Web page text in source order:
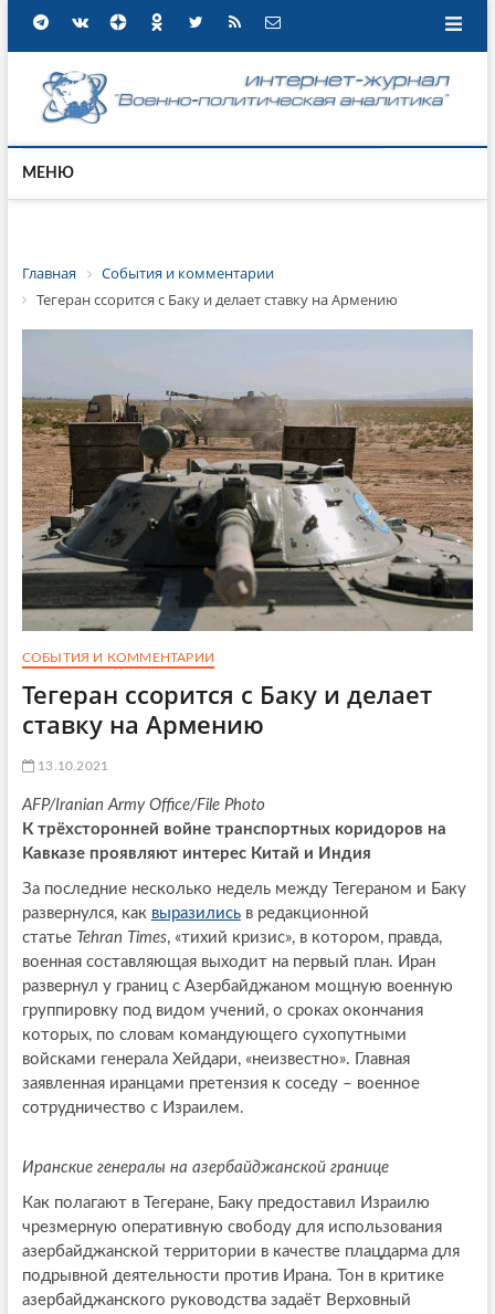
МЕНЮ
Главная
События и комментарии
Тегеран ссорится с Баку и делает ставку на Армению
СОБЫТИЯ И КОММЕНТАРИИ
Тегеран ссорится с Баку и делает
ставку на Армению
13.10.2021
AFP/Iranian Army Office/File Photo
К трёхсторонней войне транспортных коридоров на
Кавказе проявляют интерес Китай и Индия
За последние несколько недель между Тегераном и Баку
развернулся, как выразилисьв редакционной
статье Tehran Times, «тихий кризис», в котором, правда,
военная составляющая выходит на первый план. Иран
развернул у границ с Азербайджаном мощную военную
группировку под видом учений, о сроках окончания
которых, по словам командующего сухопутными
войсками генерала Хейдари, «неизвестно». Главная
заявленная иранцами претензия к соседу – военное
сотрудничество с Израилем.
Иранские генералы на азербайджанской границе
Как полагают в Тегеране, Баку предоставил Израилю
чрезмерную оперативную свободу для использования
азербайджанской территории в качестве плацдарма для
подрывной деятельности против Ирана. Тон в критике
азербайджанского руководства задаёт Верховный